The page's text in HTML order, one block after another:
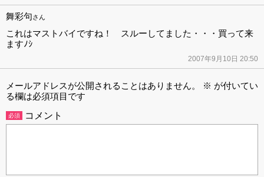
舞彩句さん
これはマストバイですね！ スルーしてました・・・買って来
ますﾉｼ
2007年9月10日 20:50
メールアドレスが公開されることはありません。 ※ が付いてい
る欄は必須項目です
必須 コメント